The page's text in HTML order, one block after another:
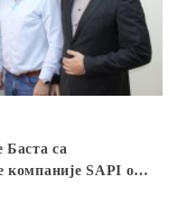
са
компаније SAPI о